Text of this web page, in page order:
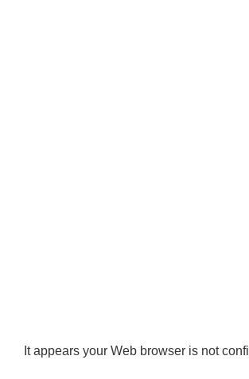
It appears your Web browser is not